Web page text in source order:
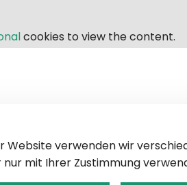
cookies to view the content.
Website verwenden wir
nur mit Ihrer Zustimmung